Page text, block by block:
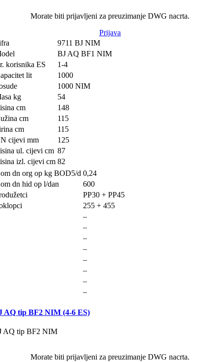
Morate biti prijavljeni za preuzimanje DWG nacrta.
Prijava
9711 BJ NIM
BJ AQ BF1 NIM
korisnika ES
1-4
lit
1000
1000 NIM
kg
54
cm
148
cm
115
cm
115
cijevi mm
125
ul. cijevi cm 87
izl. cijevi cm 82
dn org op kg BOD5/d 0,24
dn hid op l/dan
600
PP30 + PP45
255 + 455
–
–
–
–
–
–
–
–
AQ tip BF2 NIM (4-6 ES)
AQ tip BF2 NIM
Morate biti prijavljeni za preuzimanje DWG nacrta.